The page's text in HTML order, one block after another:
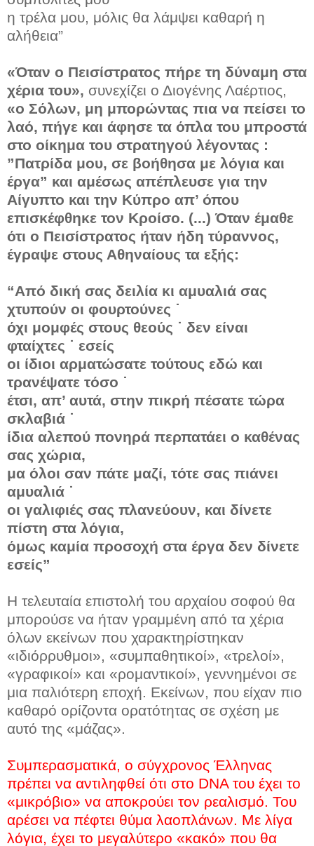
η τρέλα μου, μόλις θα λάμψει καθαρή η
αλήθεια”
«Όταν ο Πεισίστρατος πήρε τη δύναμη στα
χέρια του», συνεχίζει ο Διογένης Λαέρτιος,
«ο Σόλων, μη μπορώντας πια να πείσει το
λαό, πήγε και άφησε τα όπλα του μπροστά
στο οίκημα του στρατηγού λέγοντας :
”Πατρίδα μου, σε βοήθησα με λόγια και
έργα” και αμέσως απέπλευσε για την
Αίγυπτο και την Κύπρο απ’ όπου
επισκέφθηκε τον Κροίσο. (...) Όταν έμαθε
ότι ο Πεισίστρατος ήταν ήδη τύραννος,
έγραψε στους Αθηναίους τα εξής:
“Από δική σας δειλία κι αμυαλιά σας
χτυπούν οι φουρτούνες ˙
όχι μομφές στους θεούς ˙ δεν είναι
φταίχτες ˙ εσείς
οι ίδιοι αρματώσατε τούτους εδώ και
τρανέψατε τόσο ˙
έτσι, απ’ αυτά, στην πικρή πέσατε τώρα
σκλαβιά ˙
ίδια αλεπού πονηρά περπατάει ο καθένας
σας χώρια,
μα όλοι σαν πάτε μαζί, τότε σας πιάνει
αμυαλιά ˙
οι γαλιφιές σας πλανεύουν, και δίνετε
πίστη στα λόγια,
όμως καμία προσοχή στα έργα δεν δίνετε
εσείς”
Η τελευταία επιστολή του αρχαίου σοφού θα
μπορούσε να ήταν γραμμένη από τα χέρια
όλων εκείνων που χαρακτηρίστηκαν
«ιδιόρρυθμοι», «συμπαθητικοί», «τρελοί»,
«γραφικοί» και «ρομαντικοί», γεννημένοι σε
μια παλιότερη εποχή. Εκείνων, που είχαν πιο
καθαρό ορίζοντα ορατότητας σε σχέση με
αυτό της «μάζας».
Συμπερασματικά, ο σύγχρονος Έλληνας
πρέπει να αντιληφθεί ότι στο DNA του έχει το
«μικρόβιο» να αποκρούει τον ρεαλισμό. Του
αρέσει να πέφτει θύμα λαοπλάνων. Με λίγα
λόγια, έχει το μεγαλύτερο «κακό» που θα